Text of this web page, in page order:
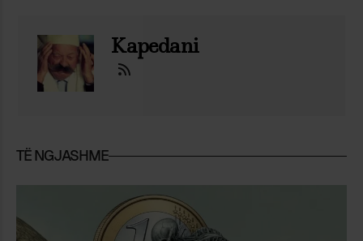
Kapedani
TË NGJASHME